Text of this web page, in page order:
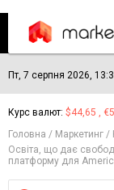
Пт, 7 серпня 2026,
Курс валют: $44,65 ,
Головна
Маркетинг
Освіта, що дає
платформу для